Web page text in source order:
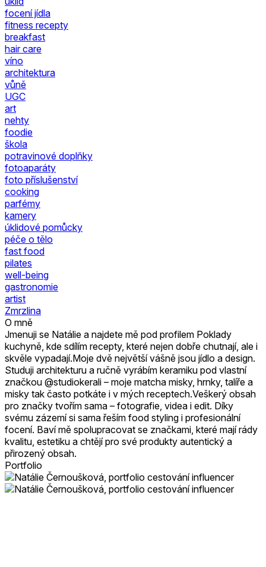
focení jídla
fitness recepty
breakfast
hair care
víno
architektura
vůně
UGC
art
nehty
foodie
škola
potravinové doplňky
fotoaparáty
foto příslušenství
cooking
parfémy
kamery
úklidové pomůcky
péče o tělo
fast food
pilates
well-being
gastronomie
artist
Zmrzlina
O mně
Jmenuji se Natálie a najdete mě pod profilem Poklady
kuchyně, kde sdílím recepty, které nejen dobře chutnají, ale i
skvěle vypadají. ​Moje dvě největší vášně jsou jídlo a design.
Studuji architekturu a ručně vyrábím keramiku pod vlastní
značkou @studiokerali – moje matcha misky, hrnky, talíře a
misky tak často potkáte i v mých receptech. ​Veškerý obsah
pro značky tvořím sama – fotografie, videa i edit. Díky
svému zázemí si sama řeším food styling i profesionální
focení. Baví mě spolupracovat se značkami, které mají rády
kvalitu, estetiku a chtějí pro své produkty autentický a
přirozený obsah.
Portfolio